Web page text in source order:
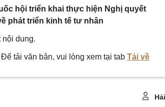
hội triển khai thực hiện Nghị quyết
phát triển kinh tế tư nhân
nội dung.
Để tải văn bản, vui lòng xem tại tab Tải về